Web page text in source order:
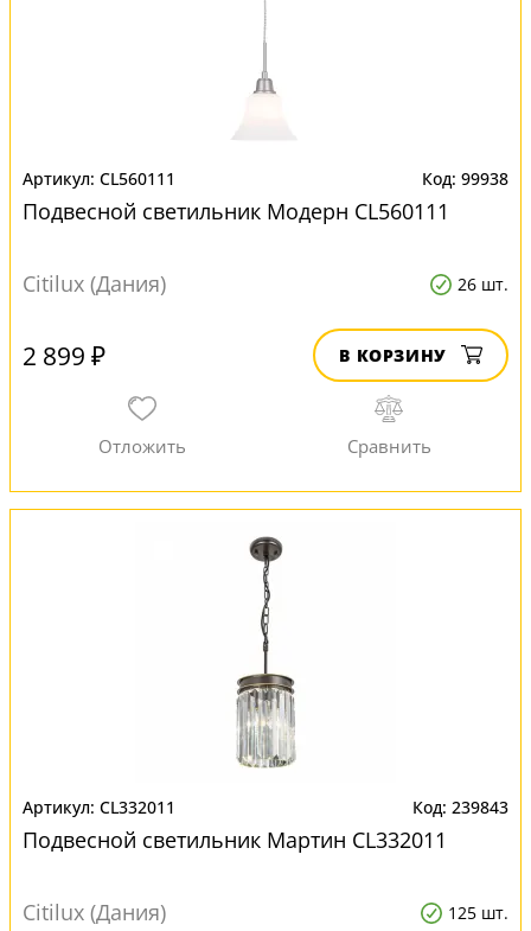
CL560111 99938
Подвесной светильник Модерн CL560111
Citilux (Дания) 26 шт.
2 899 ₽ В КОРЗИНУ
CL332011 239843
Подвесной светильник Мартин CL332011
Citilux (Дания) 125 шт.